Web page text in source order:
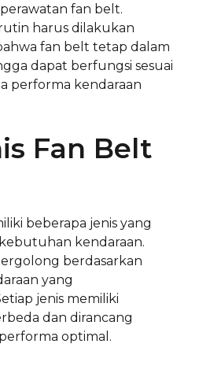
fan belt.
harus dilakukan
fan belt tetap dalam
dapat berfungsi sesuai
performa kendaraan
Fan Belt
beberapa jenis yang
kendaraan.
berdasarkan
yang
jenis memiliki
dan dirancang
optimal.